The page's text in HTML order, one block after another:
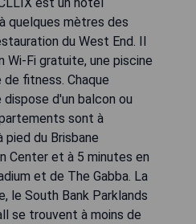
est un hôtel
quelques mètres des
du West End. Il
Wi-Fi gratuite, une piscine
fitness. Chaque
d'un balcon ou
sont à
du Brisbane
Center et à 5 minutes en
et de The Gabba. La
le South Bank Parklands
se trouvent à moins de